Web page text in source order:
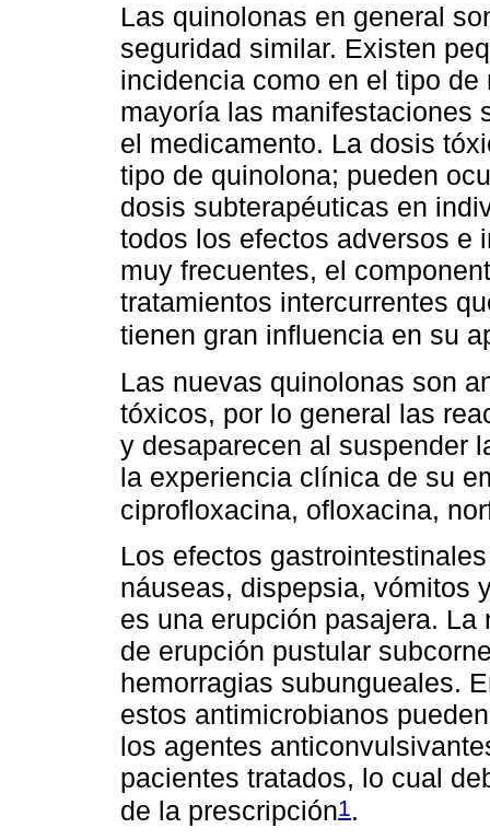
Las quinolonas en general
seguridad similar. Existen
incidencia como en el tipo
mayoría las manifestaciones
el medicamento. La dosis
tipo de quinolona; pueden
dosis subterapéuticas en
todos los efectos adversos e
muy frecuentes, el
tratamientos intercurrentes
tienen gran influencia en su
Las nuevas quinolonas son
tóxicos, por lo general las
y desaparecen al suspender
la experiencia clínica de su
ciprofloxacina, ofloxacina,
Los efectos
náuseas, dispepsia, vómitos
es una erupción pasajera.
de erupción pustular
hemorragias subungueales.
estos antimicrobianos
los agentes
pacientes tratados, lo cual
de la prescripción1 .